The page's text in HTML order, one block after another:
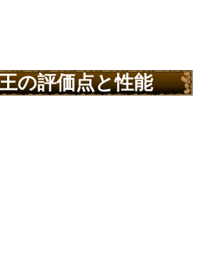
の評価点と性能